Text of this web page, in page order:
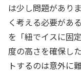
は少し問題があり
く考える必要があ
を「紐でイスに固
度の高さを確保し
トするのは意外に